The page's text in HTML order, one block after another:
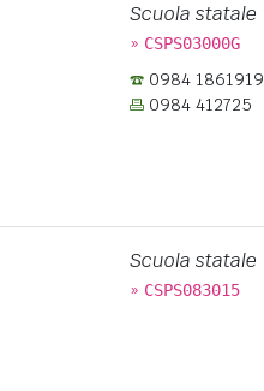
Scuola statale
» CSPS03000G
0984 1861919
0984 412725
Scuola statale
» CSPS083015